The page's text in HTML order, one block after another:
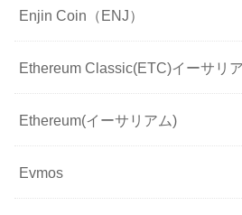
Enjin Coin（ENJ）
Ethereum Classic(ETC)イーサリ
Ethereum(イーサリアム)
Evmos